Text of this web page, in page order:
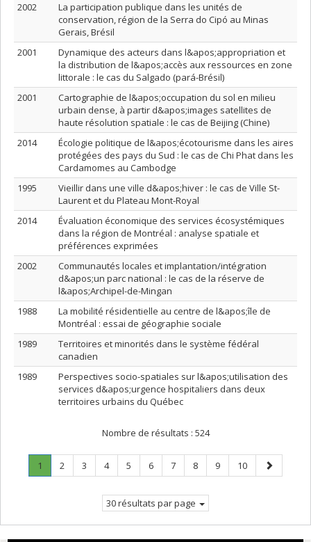
2002
La participation publique dans les unités de
conservation, région de la Serra do Cipó au Minas
Gerais, Brésil
2001
Dynamique des acteurs dans l&apos;appropriation et
la distribution de l&apos;accès aux ressources en zone
littorale : le cas du Salgado (pará-Brésil)
2001
Cartographie de l&apos;occupation du sol en milieu
urbain dense, à partir d&apos;images satellites de
haute résolution spatiale : le cas de Beijing (Chine)
2014
Écologie politique de l&apos;écotourisme dans les aires
protégées des pays du Sud : le cas de Chi Phat dans les
Cardamomes au Cambodge
1995
Vieillir dans une ville d&apos;hiver : le cas de Ville St-
Laurent et du Plateau Mont-Royal
2014
Évaluation économique des services écosystémiques
dans la région de Montréal : analyse spatiale et
préférences exprimées
2002
Communautés locales et implantation/intégration
d&apos;un parc national : le cas de la réserve de
l&apos;Archipel-de-Mingan
1988
La mobilité résidentielle au centre de l&apos;île de
Montréal : essai de géographie sociale
1989
Territoires et minorités dans le système fédéral
canadien
1989
Perspectives socio-spatiales sur l&apos;utilisation des
services d&apos;urgence hospitaliers dans deux
territoires urbains du Québec
Nombre de résultats : 524
Page
1
Page
Page
2 Page
3 Page
4 Page
5 Page
6 Page
7 Page
8 Page
9 Page
10
Page
suivante
30 résultats par page